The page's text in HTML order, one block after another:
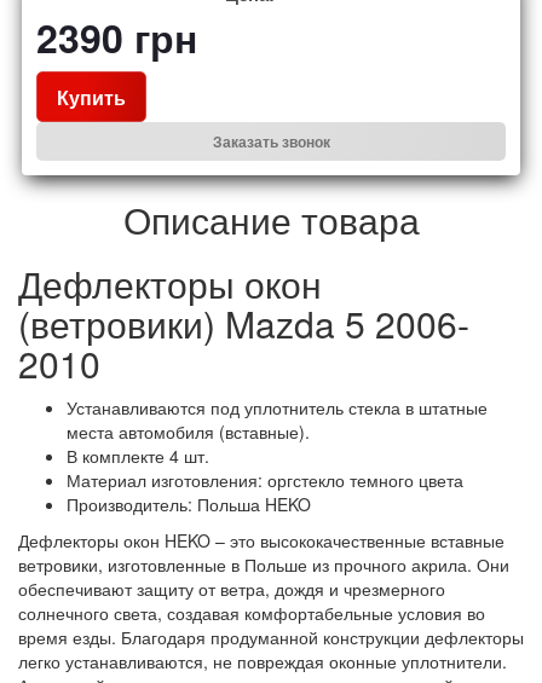
2390 грн
Купить
Заказать звонок
Описание товара
Дефлекторы окон
(ветровики) Mazda 5 2006-
2010
Устанавливаются под уплотнитель стекла в штатные
места автомобиля (вставные).
В комплекте 4 шт.
Материал изготовления: оргстекло темного цвета
Производитель: Польша HEKO
Дефлекторы окон HEKO – это высококачественные вставные
ветровики, изготовленные в Польше из прочного акрила. Они
обеспечивают защиту от ветра, дождя и чрезмерного
солнечного света, создавая комфортабельные условия во
время езды. Благодаря продуманной конструкции дефлекторы
легко устанавливаются, не повреждая оконные уплотнители.